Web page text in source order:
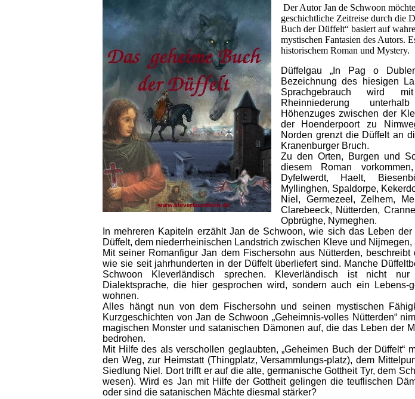
Der Autor Jan de Schwoon
geschichtliche Zeitreise durch die
Buch der Düffelt“ basiert auf
mystischen Fantasien des Autors.
historischem Roman und Mystery.
Düffelgau „In Pag o
Bezeichnung des hiesigen
Sprachgebrauch wird
Rheinniederung
Höhenzuges zwischen der
der Hoenderpoort zu
Norden grenzt die Düffelt an
Kranenburger Bruch.
Zu den Orten, Burgen und
diesem Roman
Dyfelwerdt, Haelt,
Myllinghen, Spaldorpe,
Niel, Germezeel, Zelhem,
Clarebeeck, Nütterden,
Opbrüghe, Nymeghen.
In mehreren Kapiteln erzählt Jan de Schwoon, wie sich das Leben
Düffelt, dem niederrheinischen Landstrich zwischen Kleve und
Mit seiner Romanfigur Jan dem Fischersohn aus Nütterden,
wie sie seit jahrhunderten in der Düffelt überliefert sind. Manche
Schwoon Kleverländisch sprechen. Kleverländisch ist nicht
Dialektsprache, die hier gesprochen wird, sondern auch ein Lebens-
wohnen.
Alles hängt nun von dem Fischersohn und seinen mystischen
Kurzgeschichten von Jan de Schwoon „Geheimnis-volles Nütterden“
magischen Monster und satanischen Dämonen auf, die das Leben der
bedrohen.
Mit Hilfe des als verschollen geglaubten, „Geheimen Buch der Düffelt“
den Weg, zur Heimstatt (Thingplatz, Versammlungs-platz), dem
Siedlung Niel. Dort trifft er auf die alte, germanische Gottheit Tyr, dem
wesen). Wird es Jan mit Hilfe der Gottheit gelingen die teuflischen
oder sind die satanischen Mächte diesmal stärker?